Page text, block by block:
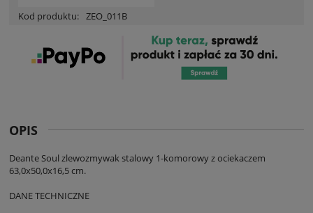
Kod produktu: ZEO_011B
OPIS
Deante Soul zlewozmywak stalowy 1-komorowy z ociekaczem
63,0x50,0x16,5 cm.
DANE TECHNICZNE